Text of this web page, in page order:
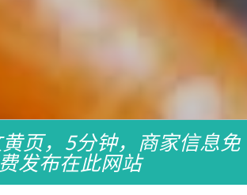
页，5分钟，商家信息免
费发布在此网站